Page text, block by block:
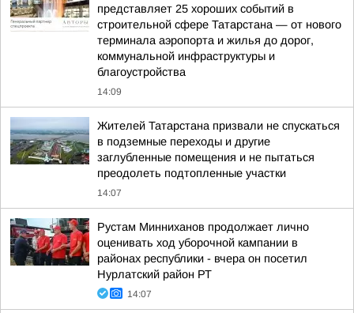
представляет 25 хороших событий в
строительной сфере Татарстана — от нового
терминала аэропорта и жилья до дорог,
коммунальной инфраструктуры и
благоустройства
14:09
Жителей Татарстана призвали не спускаться
в подземные переходы и другие
заглубленные помещения и не пытаться
преодолеть подтопленные участки
14:07
Рустам Минниханов продолжает лично
оценивать ход уборочной кампании в
районах республики - вчера он посетил
Нурлатский район РТ
14:07